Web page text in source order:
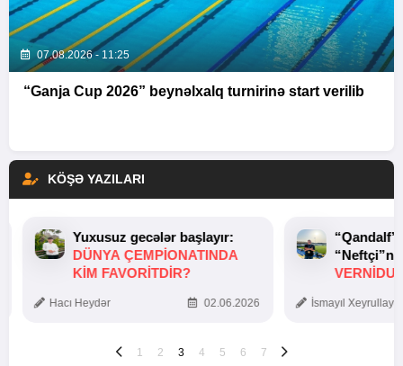
07.08.2026 - 11:25
“Ganja Cup 2026” beynəlxalq turnirinə start verilib
KÖŞƏ YAZILARI
Yuxusuz gecələr başlayır:
DÜNYA ÇEMPIONATINDA
KIM FAVORITDIR?
Hacı Heydər 02.06.2026 İsmayıl
1 2 3 4 5 6 7